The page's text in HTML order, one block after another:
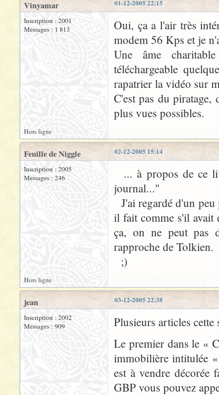
01-12-2005 22:15
Vinyamar
Inscription : 2001
Messages : 1 813
Oui, ça a l'air très
modem 56 Kps et je
Une âme
téléchargeable
rapatrier la vidéo sur
C'est pas du
plus vues possibles.
Hors ligne
02-12-2005 15:14
Feuille de Niggle
Inscription : 2005
Messages : 246
... à propos de ce
journal..."
J'ai regardé d'un peu
il fait comme s'il avait
ça, on ne peut pas
rapproche de Tolkien.
;)
Hors ligne
03-12-2005 22:38
jean
Inscription : 2002
Messages : 909
Plusieurs articles cette
Le premier dans le «
immobilière intitulée
est à vendre
GBP vous pouvez